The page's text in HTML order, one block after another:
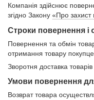
Компанія здійснює
згідно Закону «Про захист
Строки повернення і
Повернення та обмін
отримання товару
Зворотня доставка
Умови повернення
Возврат товара